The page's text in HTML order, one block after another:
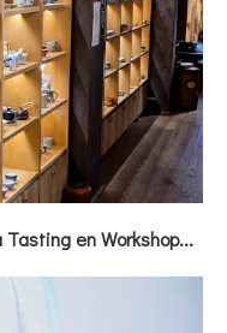
en Workshop...